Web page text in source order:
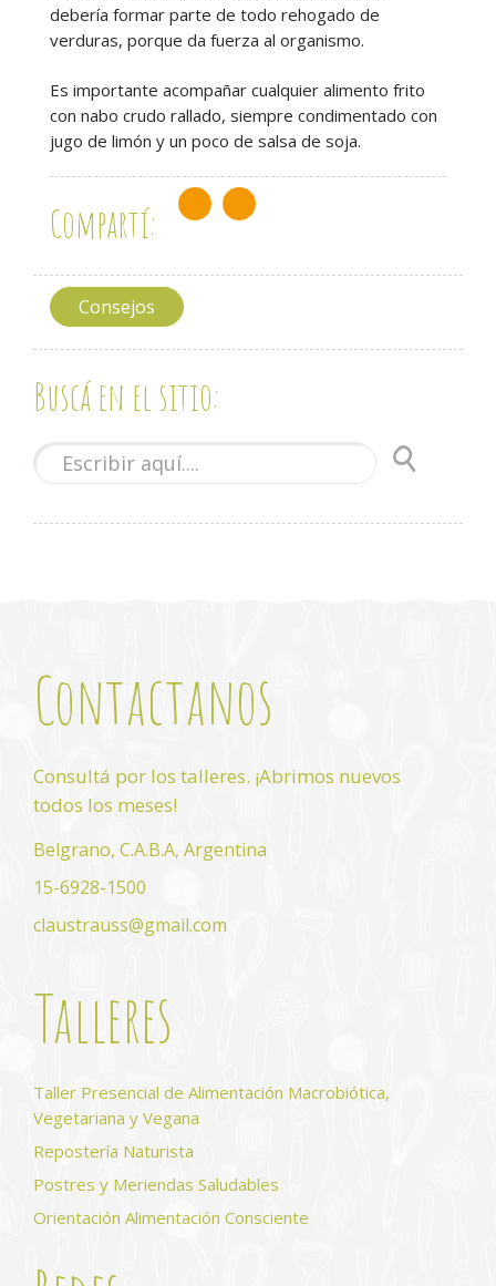
debería formar parte de todo rehogado de
verduras, porque da fuerza al organismo.
Es importante acompañar cualquier alimento frito
con nabo crudo rallado, siempre condimentado con
jugo de limón y un poco de salsa de soja.
Compartí:
Consejos
Buscá en el sitio:
Contactanos
Consultá por los talleres. ¡Abrimos nuevos
todos los meses!
Belgrano, C.A.B.A, Argentina
15-6928-1500
claustrauss@gmail.com
Talleres
Taller Presencial de Alimentación Macrobiótica,
Vegetariana y Vegana
Repostería Naturista
Postres y Meriendas Saludables
Orientación Alimentación Consciente